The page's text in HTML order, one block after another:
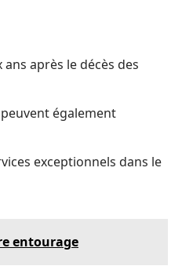
après le décès des
également
exceptionnels dans le
entourage